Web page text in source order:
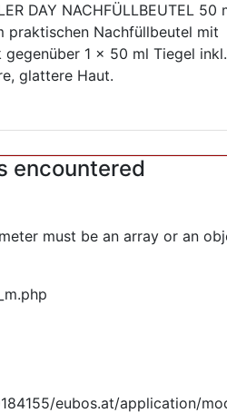
DAY NACHFÜLLBEUTEL 50
praktischen Nachfüllbeutel mit
gegenüber 1 x 50 ml Tiegel
glattere Haut.
encountered
must be an array or an
eubos.at/application/